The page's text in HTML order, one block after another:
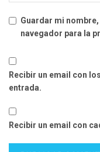
Guardar mi
navegador para la
Recibir un email con
entrada.
Recibir un email con